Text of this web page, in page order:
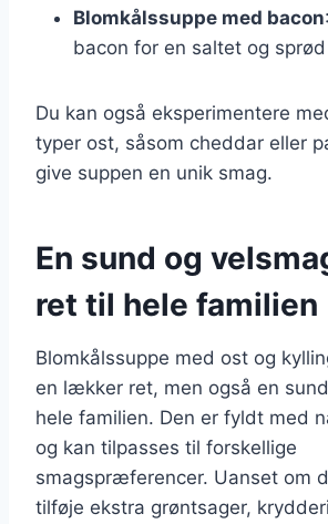
Blomkålssuppe med bacon
bacon for en saltet og
Du kan også eksperimentere
typer ost, såsom cheddar eller
give suppen en unik smag.
En sund og
ret til hele familien
Blomkålssuppe med ost og
en lækker ret, men også en
hele familien. Den er fyldt med
og kan tilpasses til forskellige
smagspræferencer. Uanset om
tilføje ekstra grøntsager,